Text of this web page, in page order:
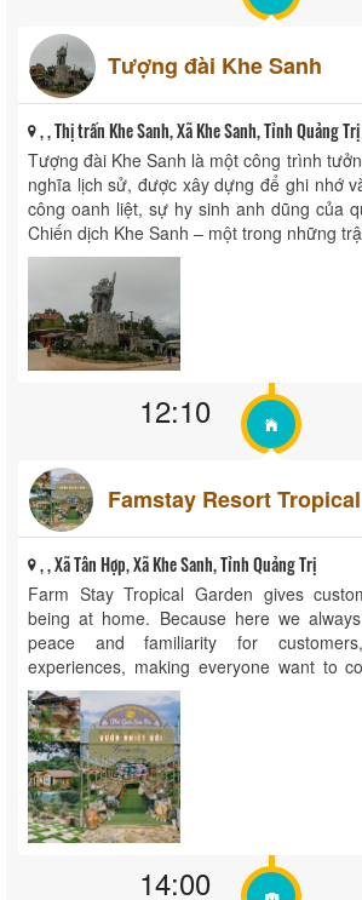
Tượng đài Khe Sanh
, , Thị trấn Khe Sanh, Xã Khe Sanh, Tỉnh Quảng Trị
Tượng đài Khe Sanh là một công trình
nghĩa lịch sử, được xây dựng để ghi nhớ
công oanh liệt, sự hy sinh anh dũng của
Chiến dịch Khe Sanh – một trong những
12:10
Famstay Resort
, , Xã Tân Hợp, Xã Khe Sanh, Tỉnh Quảng Trị
Farm Stay Tropical Garden gives
being at home. Because here we
peace and familiarity for
experiences, making everyone want to
time. Room amenities: Camping fire area
Outdoor activity area Hundreds of
products Wifi Enclosed bathroom ...
14:00